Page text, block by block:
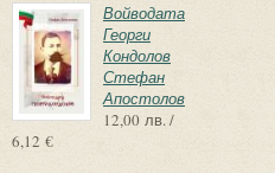
Войводата
Георги
Кондолов
Стефан
Апостолов
12,00 лв. /
6,12 €